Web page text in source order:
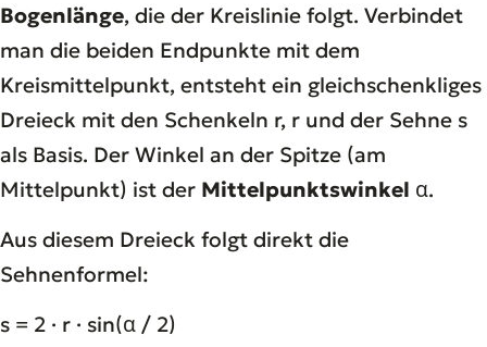
Bogenlänge, die der Kreislinie folgt. Verbindet
man die beiden Endpunkte mit dem
Kreismittelpunkt, entsteht ein gleichschenkliges
Dreieck mit den Schenkeln r, r und der Sehne s
als Basis. Der Winkel an der Spitze (am
Mittelpunkt) ist der Mittelpunktswinkel α.
Aus diesem Dreieck folgt direkt die
Sehnenformel:
s = 2 · r · sin(α / 2)